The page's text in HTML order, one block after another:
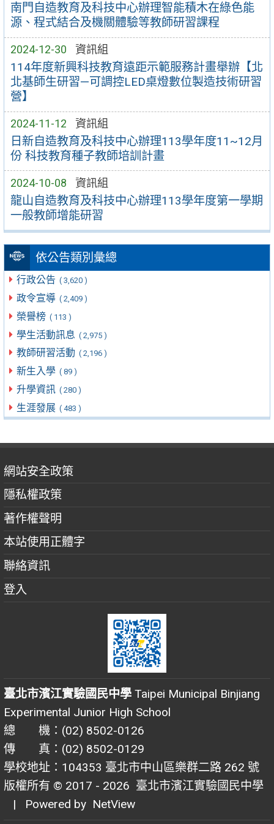
南門自造教育及科技中心辦理智能積木在綠色能
源、程式結合及機關體驗等教師研習課程
2024-12-30 資訊組
114年度新興科技教育遠距示範服務計畫舉辦【北
北基師生研習—可調控LED桌燈數位製造技術研習
營】
2024-11-12 資訊組
日新自造教育及科技中心辦理113學年度11~12月
份 科技教育種子教師培訓計畫
2024-10-08 資訊組
龍山自造教育及科技中心辦理113學年度第一學期
一般教師增能研習
依公告類別彙總
行政公告 ( 3,620 )
政令宣導 ( 2,409 )
榮譽榜 ( 113 )
學生活動訊息 ( 2,975 )
教師研習活動 ( 2,196 )
新生入學 ( 89 )
升學資訊 ( 280 )
生涯發展 ( 483 )
網站安全政策
隱私權政策
著作權聲明
本站使用正體字
聯絡資訊
登入
臺北市濱江實驗國民中學 Taipei Municipal Binjiang
Experimental Junior High School
總 機：(02) 8502-0126
傳 真：(02) 8502-0129
學校地址：104353 臺北市中山區樂群二路 262 號
版權所有 © 2017 - 2026 臺北市濱江實驗國民中學
| Powered by NetView